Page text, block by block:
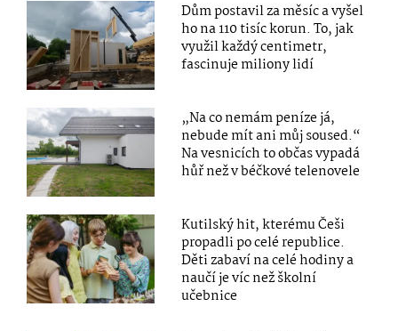
Dům postavil za měsíc a vyšel
ho na 110 tisíc korun. To, jak
využil každý centimetr,
fascinuje miliony lidí
„Na co nemám peníze já,
nebude mít ani můj soused.“
Na vesnicích to občas vypadá
hůř než v béčkové telenovele
Kutilský hit, kterému Češi
propadli po celé republice.
Děti zabaví na celé hodiny a
naučí je víc než školní
učebnice